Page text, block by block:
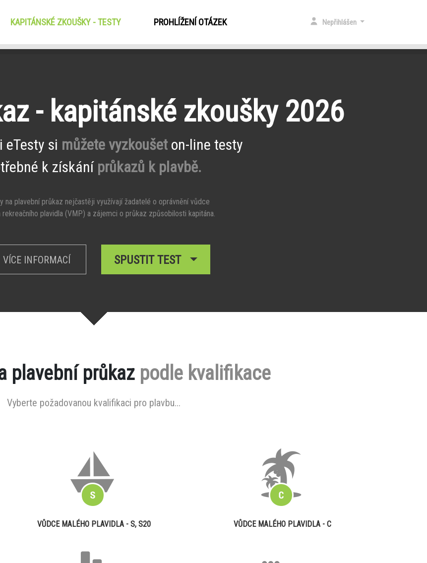
KAPITÁNSKÉ ZKOUŠKY - TESTY(CURRENT)PROHLÍŽENÍ OTÁZEK Nepřihlášen
- kapitánské zkoušky 2026
eTesty si můžete vyzkoušet on-line testy
k získání průkazů k plavbě.
na plavební průkaz nejčastěji využívají žadatelé o oprávnění vůdce
rekreačního plavidla (VMP) a zájemci o průkaz způsobilosti kapitána.
VÍCE INFORMACÍ SPUSTIT TEST
plavební průkaz podle kvalifikace
Vyberte požadovanou kvalifikaci pro plavbu...
VŮDCE MALÉHO PLAVIDLA - S, S20 VŮDCE MALÉHO PLAVIDLA - C